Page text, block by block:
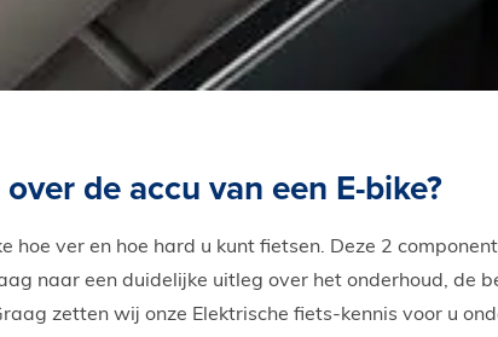
de accu van een E-bike?
hoe ver en hoe hard u kunt fietsen. Deze 2
naar een duidelijke uitleg over het onderhoud, de
zetten wij onze Elektrische fiets-kennis voor u